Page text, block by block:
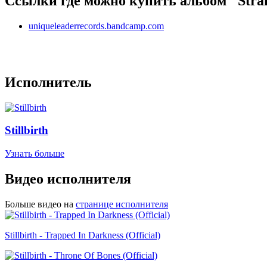
uniqueleaderrecords.bandcamp.com
Исполнитель
Stillbirth
Узнать больше
Видео исполнителя
Больше видео на странице исполнителя
Stillbirth - Trapped In Darkness (Official)